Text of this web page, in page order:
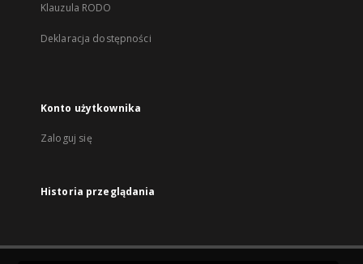
Klauzula RODO
Deklaracja dostępności
Konto użytkownika
Zaloguj się
Historia przeglądania